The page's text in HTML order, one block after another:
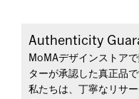
Authenticity
MoMAデザインストア
ターが承認した真正品で
私たちは、丁寧なリサ